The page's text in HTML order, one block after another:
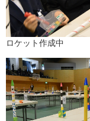
ロケット作成中